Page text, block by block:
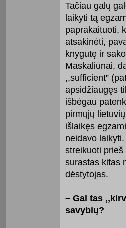
Tačiau galų
laikyti tą
paprakaituoti,
atsakinėti,
knygutę ir
Maskaliūnai,
,,sufficient”
apsidžiaugęs
išbėgau
pirmųjų
išlaikęs
neidavo
streikuoti
surastas kitas
dėstytojas.
– Gal tas
savybių?